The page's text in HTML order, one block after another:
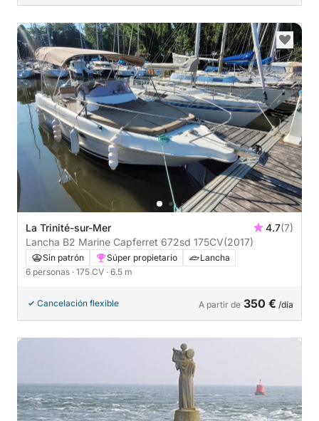
La Trinité-sur-Mer 4.7(7)
Lancha B2 Marine Capferret 672sd 175CV(2017)
Sin patrón Súper propietario
Lancha
6 personas · 175 CV · 6.5 m
Cancelación flexible A partir de 350 € /día